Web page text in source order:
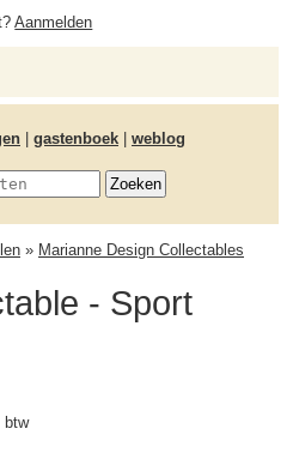
Aanmelden
gastenboek weblog
» Marianne Design Collectables
- Sport
btw